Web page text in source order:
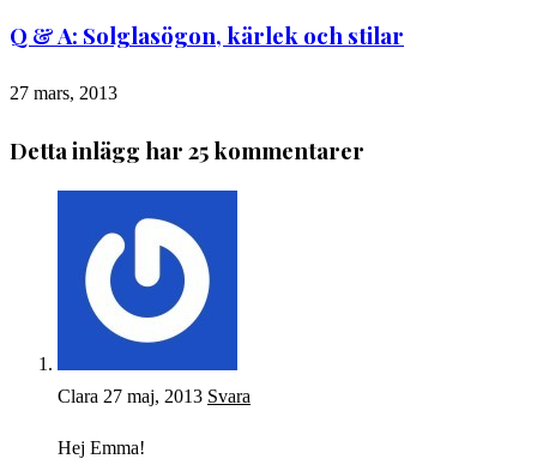
Q & A: Solglasögon, kärlek och stilar
27 mars, 2013
Detta inlägg har 25 kommentarer
Clara 27 maj, 2013 Svara
Hej Emma!